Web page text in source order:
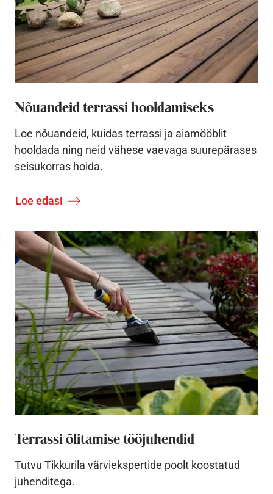
Nõuandeid terrassi hooldamiseks
Loe nõuandeid, kuidas terrassi ja aiamööblit
hooldada ning neid vähese vaevaga suurepärases
seisukorras hoida.
Loe edasi
Terrassi õlitamise tööjuhendid
Tutvu Tikkurila värviekspertide poolt koostatud
juhenditega.